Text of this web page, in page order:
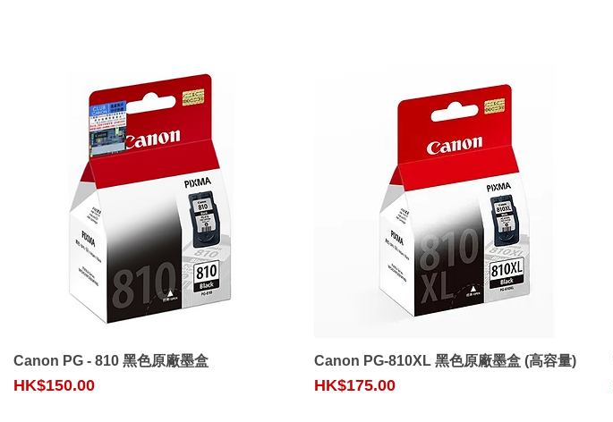
Quick View
Canon PG - 810 黑色原廠墨盒
Price
HK$150.00
Quick View
Canon PG-810XL 黑色原廠墨盒 (高容量)
Price
HK$175.00